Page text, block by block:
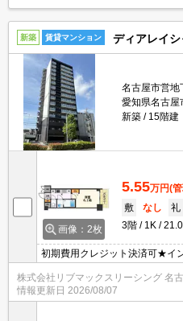
新築 賃貸マンション ディアレイ
名古屋市営地
愛知県名古屋
新築
15階建
画像：2枚
5.55万円(
敷
なし 礼
3階
1K
初期費用クレジット決済可★イ
ど設備充実♪徒歩圏内に複数の
活便利なエリアです♪
株式会社リブマックスリーシング 名
情報更新日 2026/08/07